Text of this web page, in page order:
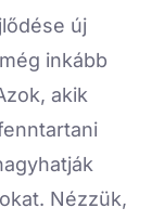
új
inkább
akik
Nézzük,